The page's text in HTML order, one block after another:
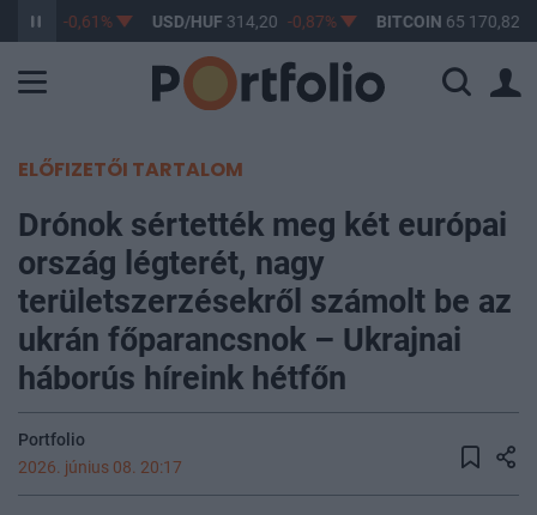
-0,61% USD/HUF314,20 -0,87% BITCOIN65 170,82
ELŐFIZETŐI TARTALOM
Drónok sértették meg két európai
ország légterét, nagy
területszerzésekről számolt be az
ukrán főparancsnok – Ukrajnai
háborús híreink hétfőn
Portfolio
2026. június 08. 20:17